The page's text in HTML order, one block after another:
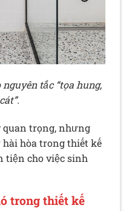
tắc “tọa hung,
quan trọng, nhưng
hòa trong thiết kế
tiện cho việc sinh
trong thiết kế